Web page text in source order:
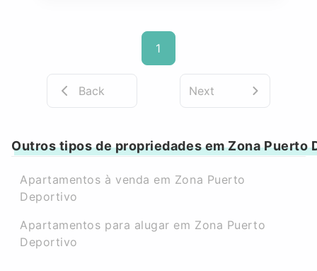
1
Back Next
Outros tipos de propriedades em Zona Puerto
Apartamentos à venda em Zona Puerto
Deportivo
Apartamentos para alugar em Zona Puerto
Deportivo